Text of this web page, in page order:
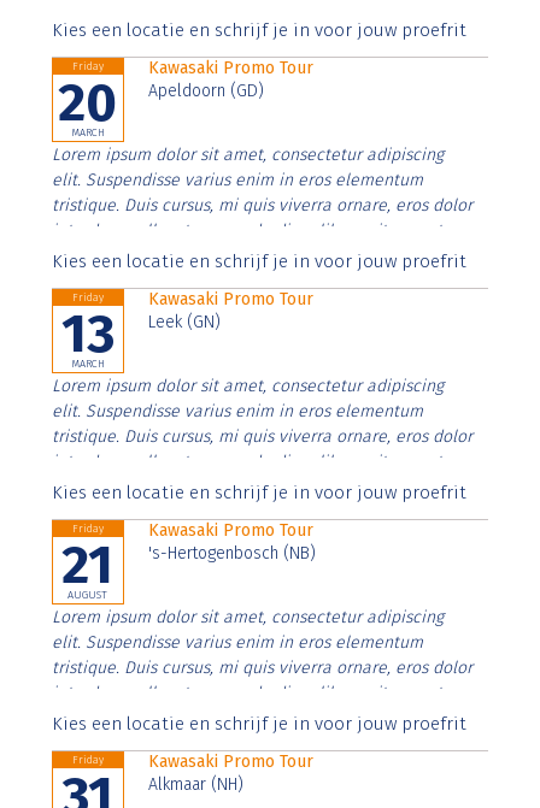
Aenean faucibus nibh et justo cursus id rutrum lorem
Kies een locatie en schrijf je in voor jouw proefrit
Friday
20
MARCH
Kawasaki Promo Tour
Apeldoorn (GD)
Lorem ipsum dolor sit amet, consectetur adipiscing
elit. Suspendisse varius enim in eros elementum
tristique. Duis cursus, mi quis viverra ornare, eros dolor
interdum nulla, ut commodo diam libero vitae erat.
Aenean faucibus nibh et justo cursus id rutrum lorem
Kies een locatie en schrijf je in voor jouw proefrit
Friday
13
MARCH
Kawasaki Promo Tour
Leek (GN)
Lorem ipsum dolor sit amet, consectetur adipiscing
elit. Suspendisse varius enim in eros elementum
tristique. Duis cursus, mi quis viverra ornare, eros dolor
interdum nulla, ut commodo diam libero vitae erat.
Aenean faucibus nibh et justo cursus id rutrum lorem
Kies een locatie en schrijf je in voor jouw proefrit
Friday
21
AUGUST
Kawasaki Promo Tour
's-Hertogenbosch (NB)
Lorem ipsum dolor sit amet, consectetur adipiscing
elit. Suspendisse varius enim in eros elementum
tristique. Duis cursus, mi quis viverra ornare, eros dolor
interdum nulla, ut commodo diam libero vitae erat.
Aenean faucibus nibh et justo cursus id rutrum lorem
Kies een locatie en schrijf je in voor jouw proefrit
Friday
Kawasaki Promo Tour
Alkmaar (NH)